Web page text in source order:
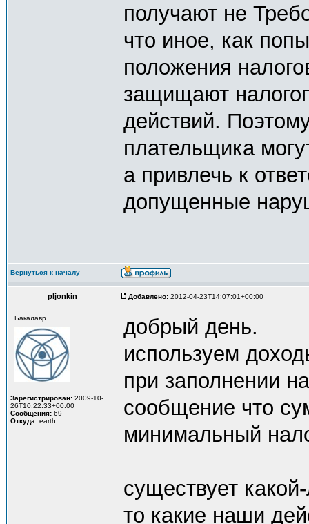
получают не
что иное, как
положения
защищают
действий.
плательщика
а привлечь к
допущенные
Вернуться к началу
pljonkin Добавлено: 2012-04-23T14:07:01+00:00
Бакалавр
Зарегистрирован: 2009-10-
26T10:22:33+00:00
Сообщения: 69
Откуда: earth
добрый день.
используем
при заполнении
сообщение что
минимальный
существует
то какие наши